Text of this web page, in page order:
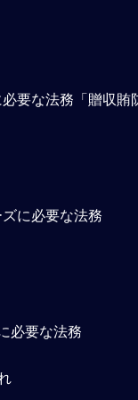
要な法務「贈収賄
に必要な法務
必要な法務